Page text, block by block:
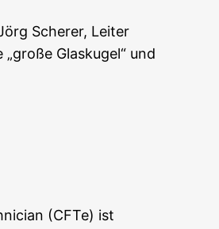
Sche­rer, Lei­ter
Glas­ku­gel“ und
(CFTe) ist